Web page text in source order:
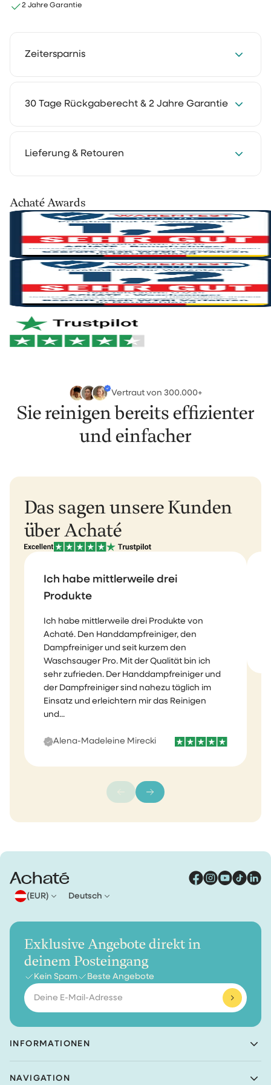
2 Jahre Garantie
Zeitersparnis
Spare jede Woche 2 bis 4 Stunden mit unseren
30 Tage Rückgaberecht & 2 Jahre Garantie
Wir verstehen es: Du möchtest erst zu Hause erleben,
überzeuge dich selbst.
Nicht zufrieden? Kein Problem. Du kannst sie einfach
zurücksenden und erhältst dein Geld zurück.
Und wenn innerhalb von 2 Jahren etwas kaputt geht?
Wir kümmern uns sofort darum. Ohne Aufwand. So,
wie es sein sollte.
Mehr erfahren?Unsere Rückgaberichtlinie ansehen
Lieferung & Retouren
Deine Bestellung wird mit PostNL, DHL oder UPS
versendet. Nach der Bearbeitung erhältst du eine
Track-&-Trace-E-Mail, damit du dein Paket verfolgen
kannst.
Du kannst deine Bestellung innerhalb von 30 Tagen
nach Erhalt einfach überunser Rückgabeportal
zurücksenden.
Niederlande & Belgien: 1–2 Werktage
Deutschland & Österreich: 1–2 Werktage
Achaté Awards
Vertraut von 300.000+
Sie reinigen bereits effizienter
und einfacher
Das sagen unsere Kunden
über Achaté
Ich habe mittlerweile drei
Produkte
Ich habe mittlerweile drei Produkte von
Achaté. Den Handdampfreiniger, den
Dampfreiniger und seit kurzem den
Waschsauger Pro. Mit der Qualität bin ich
sehr zufrieden. Der Handdampfreiniger und
der Dampfreiniger sind nahezu täglich im
Einsatz und erleichtern mir das Reinigen
und...
Alena-Madeleine Mirecki
(EUR) Deutsch
INFORMATIONEN
Nieuwe Prinsenkade 3
NAVIGATION
Exklusive Angebote direkt in
deinem Posteingang
Kein Spam Beste Angebote
E-
Mail-